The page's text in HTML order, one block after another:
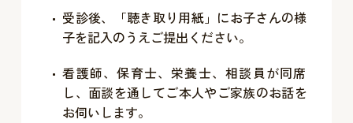
受診後、「聴き取り用紙」にお子さんの様
子を記入のうえご提出ください。
看護師、保育士、栄養士、相談員が同席
し、面談を通してご本人やご家族のお話を
お伺いします。